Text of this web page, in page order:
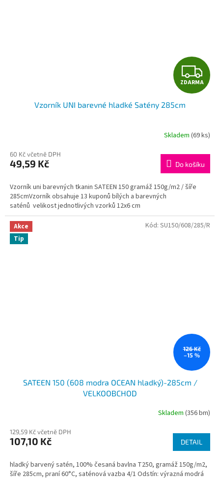
Z
D
R
M
A
ZDARMA
Vzorník UNI barevné hladké Satény 285cm
Skladem (69 ks)
60 Kč včetně DPH
49,59 Kč Do košíku
Vzorník uni barevných tkanin SATEEN 150 gramáž 150g/m2 / šíře
285cmVzorník obsahuje 13 kuponů bílých a barevných
saténů velikost jednotlivých vzorků 12x6 cm
Akce
Tip
126 Kč
–15 %
SATEEN 150 (608 modra OCEAN hladký)-285cm /
VELKOOBCHOD
Skladem (356 bm)
129,59 Kč včetně DPH
107,10 Kč DETAIL
hladký barvený satén, 100% česaná bavlna T250, gramáž 150g/m2,
šíře 285cm, praní 60°C, saténová vazba 4/1 Odstín: výrazná modrá
Kód: SU150/608/285/R